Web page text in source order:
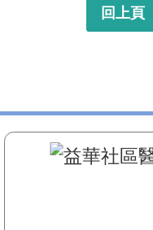
回上頁